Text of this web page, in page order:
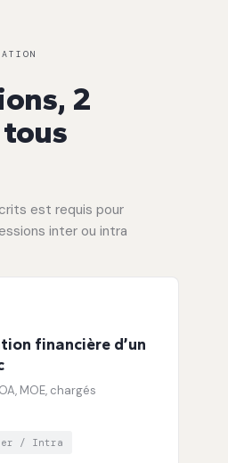
2
est requis pour
inter ou intra
financière d’un
MOE, chargés
/ Intra